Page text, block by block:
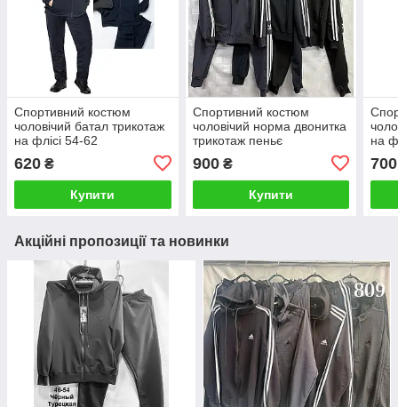
Спортивний костюм
чоловічий батал трикотаж
на флісі 54-62
620 ₴
Купити
Спортивний костюм
чоловічий норма двонитка
трикотаж пеньє
900₴
Купити
на
700
Акційні пропозиції та новинки